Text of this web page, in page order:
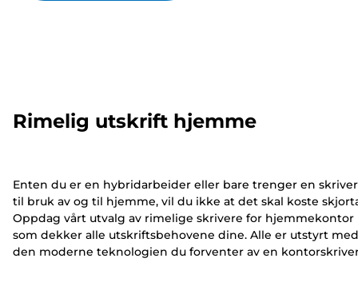
Rimelig utskrift hjemme
Enten du er en hybridarbeider eller bare trenger en skriver
til bruk av og til hjemme, vil du ikke at det skal koste
Oppdag vårt utvalg av rimelige skrivere for hjemmekontor
som dekker alle utskriftsbehovene dine. Alle er utstyrt med
den moderne teknologien du forventer av en